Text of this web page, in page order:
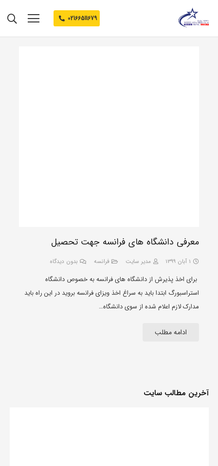
02166511679
معرفی دانشگاه های فرانسه جهت تحصیل
1 آبان 1399 مدیر سایت فرانسه بدون دیدگاه
برای اخذ پذیرش از دانشگاه های فرانسه به خصوص دانشگاه
استراسبورگ ابتدا باید به سراغ اخذ ویزای فرانسه بروید در این راه باید
مدارک لازم اعلام شده از سوی دانشگاه…
ادامه مطلب
آخرین مطالب سایت